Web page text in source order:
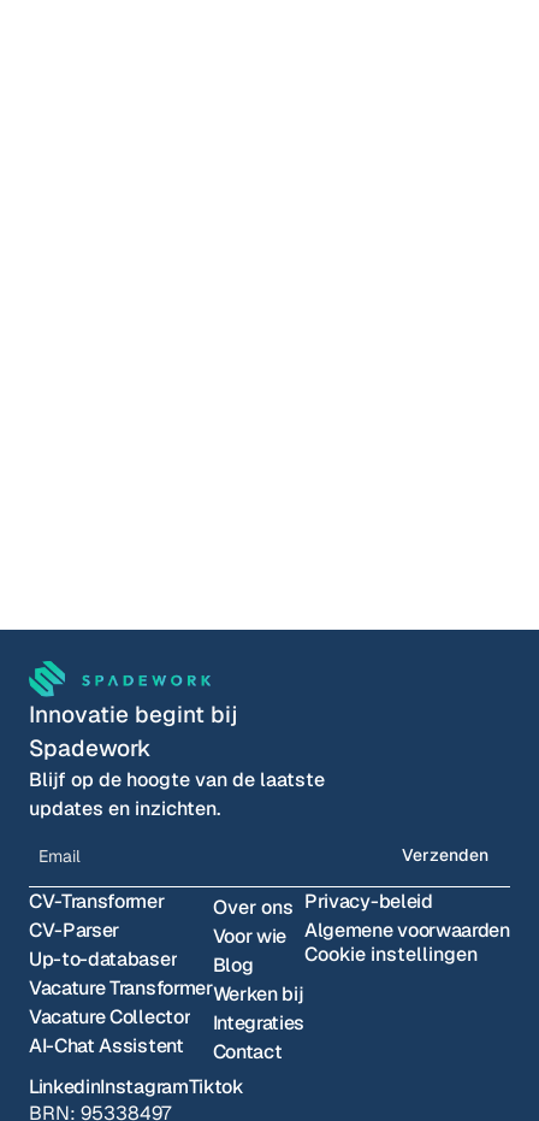
Innovatie begint bij
Spadework
Blijf op de hoogte van de laatste
updates en inzichten.
Verzenden
CV-Transformer
CV-Parser
Up-to-databaser
Vacature Transformer
Vacature Collector
AI-Chat Assistent
Over ons
Voor wie
Blog
Werken bij
Integraties
Contact
Privacy-beleid
Algemene voorwaarden
Cookie instellingen
LinkedinInstagramTiktok
BRN: 95338497